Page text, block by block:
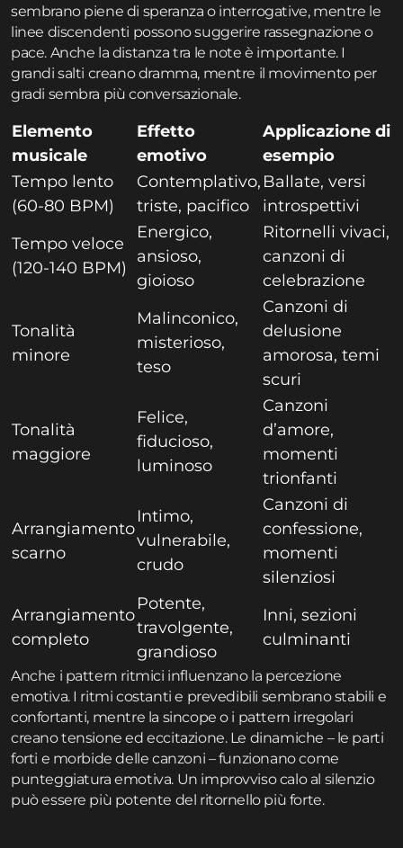
sembrano piene di speranza o interrogative, mentre le
linee discendenti possono suggerire rassegnazione o
pace. Anche la distanza tra le note è importante. I
grandi salti creano dramma, mentre il movimento per
gradi sembra più conversazionale.
Elemento
musicale
Effetto
emotivo
Applicazione di
esempio
Tempo lento
(60-80 BPM)
Contemplativo,
triste, pacifico
Ballate, versi
introspettivi
Tempo veloce
(120-140 BPM)
Energico,
ansioso,
gioioso
Ritornelli vivaci,
canzoni di
celebrazione
Tonalità
minore
Malinconico,
misterioso,
teso
Canzoni di
delusione
amorosa, temi
scuri
Tonalità
maggiore
Felice,
fiducioso,
luminoso
Canzoni
d’amore,
momenti
trionfanti
Arrangiamento
scarno
Intimo,
vulnerabile,
crudo
Canzoni di
confessione,
momenti
silenziosi
Arrangiamento
completo
Potente,
travolgente,
grandioso
Inni, sezioni
culminanti
Anche i pattern ritmici influenzano la percezione
emotiva. I ritmi costanti e prevedibili sembrano stabili e
confortanti, mentre la sincope o i pattern irregolari
creano tensione ed eccitazione. Le dinamiche – le parti
forti e morbide delle canzoni – funzionano come
punteggiatura emotiva. Un improvviso calo al silenzio
può essere più potente del ritornello più forte.